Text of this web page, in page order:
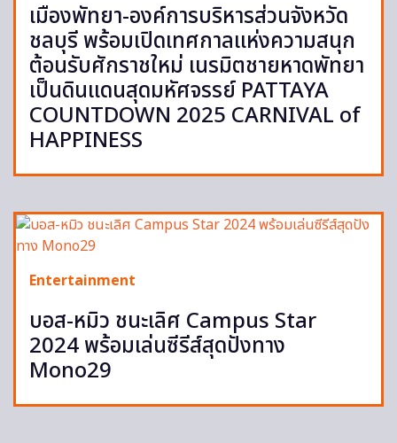
เมืองพัทยา-องค์การบริหารส่วนจังหวัด
ชลบุรี พร้อมเปิดเทศกาลแห่งความสนุก
ต้อนรับศักราชใหม่ เนรมิตชายหาดพัทยา
เป็นดินแดนสุดมหัศจรรย์ PATTAYA
COUNTDOWN 2025 CARNIVAL of
HAPPINESS
Entertainment
บอส-หมิว ชนะเลิศ Campus Star
2024 พร้อมเล่นซีรีส์สุดปังทาง
Mono29